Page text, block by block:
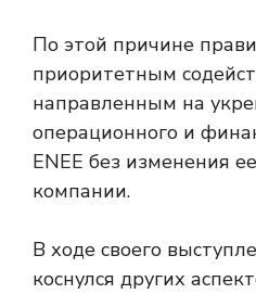
По этой причине
приоритетным
направленным на
операционного и
ENEE без изменения
компании.
В ходе своего
коснулся других